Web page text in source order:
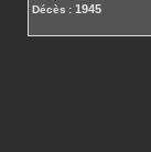
Décès : 1945